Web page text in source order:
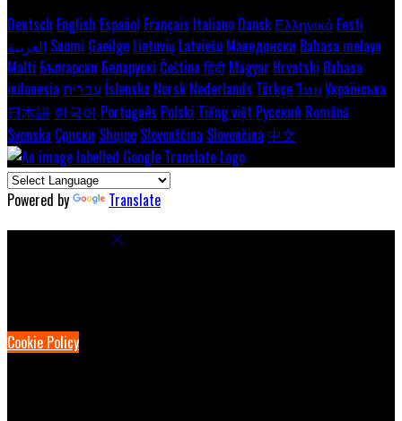
Deutsch English Español Français Italiano Dansk Ελληνικά Eesti
العربية Suomi Gaeilge Lietuvių Latviešu Македонски Bahasa melayu
Malti Български Беларускі Čeština हिंदी Magyar Hrvatski Bahasa
indonesia עברית Íslenska Norsk Nederlands Türkçeไทย Українська
日本語 한국어 Português Polski Tiếng việt Русский Română
Svenska Српски Shqipe Slovenščina Slovenčina 中文
Powered by Translate
Cookie Policy